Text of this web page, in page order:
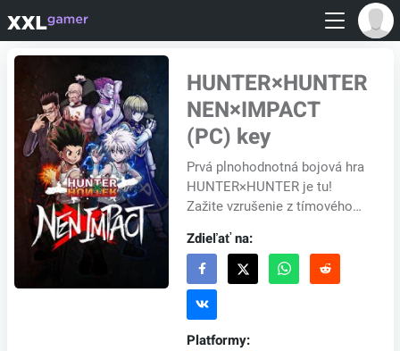
HUNTER×HUNTER
NEN×IMPACT
(PC) key
Prvá plnohodnotná bojová hra
HUNTER×HUNTER je tu!
Zažite vzrušenie z tímového
odráža akciu anime „HUNTER
x HUNTER“. Zost...
Zdieľať na:
Platformy: